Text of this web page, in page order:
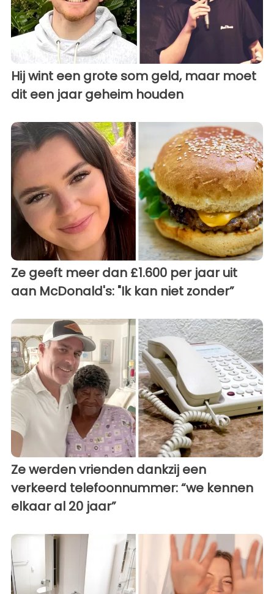
Hij wint een grote som geld, maar moet
dit een jaar geheim houden
Ze geeft meer dan £1.600 per jaar uit
aan McDonald's: "Ik kan niet zonder”
Ze werden vrienden dankzij een
verkeerd telefoonnummer: “we kennen
elkaar al 20 jaar”